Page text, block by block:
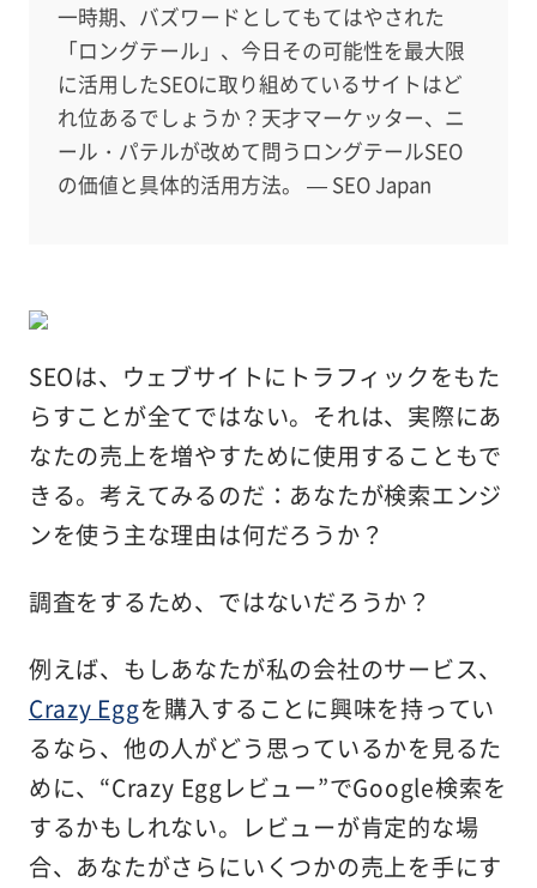
一時期、バズワードとしてもてはやされた
「ロングテール」、今日その可能性を最大限
に活用したSEOに取り組めているサイトはど
れ位あるでしょうか？天才マーケッター、ニ
ール・パテルが改めて問うロングテールSEO
の価値と具体的活用方法。 — SEO Japan
SEOは、ウェブサイトにトラフィックをもた
らすことが全てではない。それは、実際にあ
なたの売上を増やすために使用することもで
きる。考えてみるのだ：あなたが検索エンジ
ンを使う主な理由は何だろうか？
調査をするため、ではないだろうか？
例えば、もしあなたが私の会社のサービス、
Crazy Eggを購入することに興味を持ってい
るなら、他の人がどう思っているかを見るた
めに、“Crazy Eggレビュー”でGoogle検索を
するかもしれない。レビューが肯定的な場
合、あなたがさらにいくつかの売上を手にす